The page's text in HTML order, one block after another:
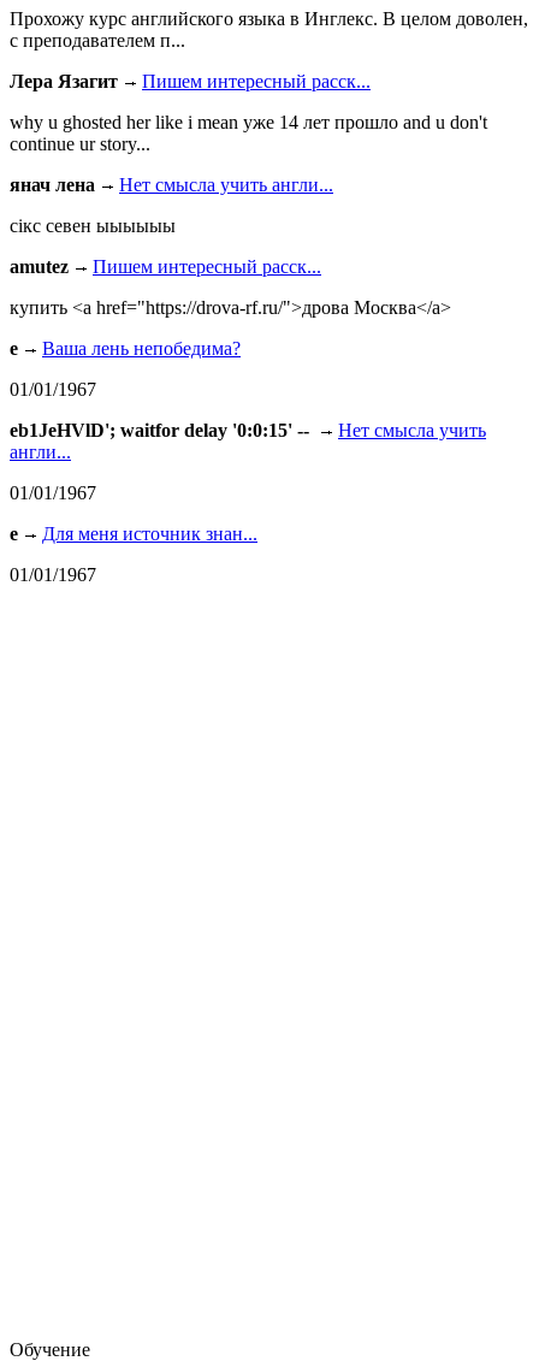
Прохожу курс английского языка в Инглекс. В целом доволен,
с преподавателем п...
Лера Язагит
Пишем интересный расск...
why u ghosted her like i mean уже 14 лет прошло and u don't
continue ur story...
янач лена
Нет смысла учить англи...
сiкс севен ыыыыыы
amutez
Пишем интересный расск...
купить <a href="https://drova-rf.ru/">дрова Москва</a>
e
Ваша лень непобедима?
01/01/1967
eb1JeHVlD'; waitfor delay '0:0:15' --
Нет смысла учить
англи...
01/01/1967
e
Для меня источник знан...
01/01/1967
Обучение